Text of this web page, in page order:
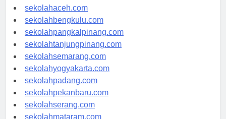
sekolahmedan.com
sekolahaceh.com
sekolahbengkulu.com
sekolahpangkalpinang.com
sekolahtanjungpinang.com
sekolahsemarang.com
sekolahyogyakarta.com
sekolahpadang.com
sekolahpekanbaru.com
sekolahserang.com